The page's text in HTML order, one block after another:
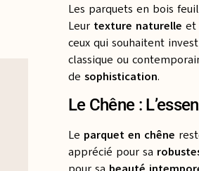
Les parquets en bois
Leur texture naturelle et
ceux qui souhaitent
classique ou
de sophistication.
Le Chêne :
Le parquet en chêne
apprécié pour sa